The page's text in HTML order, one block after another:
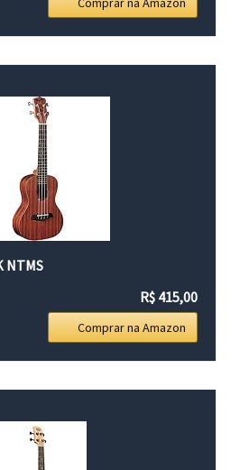
NTMS
R$ 415,00
Comprar na Amazon